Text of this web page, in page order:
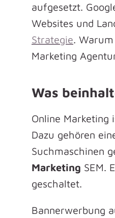
aufgesetzt.
Websites und
Strategie.
Marketing
Was
Online
Dazu gehören
Suchmaschinen
Marketing SEM.
geschaltet.
Bannerwerbung